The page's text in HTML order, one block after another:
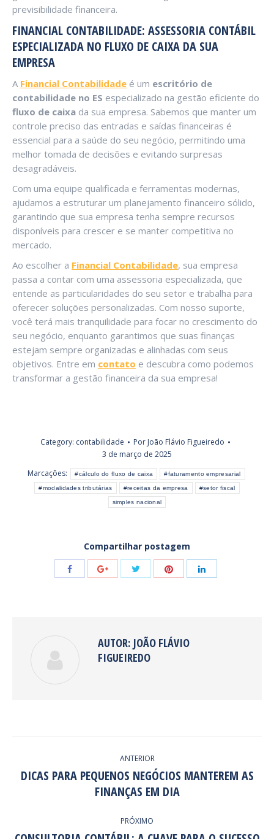
previsibilidade financeira.
FINANCIAL CONTABILIDADE: ASSESSORIA CONTÁBIL
ESPECIALIZADA NO FLUXO DE CAIXA DA SUA
EMPRESA
A Financial Contabilidade é um escritório de
contabilidade no ES especializado na gestão eficiente do
fluxo de caixa da sua empresa. Sabemos que manter um
controle preciso das entradas e saídas financeiras é
essencial para a saúde do seu negócio, permitindo uma
melhor tomada de decisões e evitando surpresas
desagradáveis.
Com uma equipe qualificada e ferramentas modernas,
ajudamos a estruturar um planejamento financeiro sólido,
garantindo que sua empresa tenha sempre recursos
disponíveis para crescer e se manter competitiva no
mercado.
Ao escolher a Financial Contabilidade, sua empresa
passa a contar com uma assessoria especializada, que
entende as particularidades do seu setor e trabalha para
oferecer soluções personalizadas. Com nosso suporte,
você terá mais tranquilidade para focar no crescimento do
seu negócio, enquanto garantimos que suas finanças
estejam sempre organizadas e alinhadas com seus
objetivos. Entre em contato e descubra como podemos
transformar a gestão financeira da sua empresa!
Category: contabilidade Por João Flávio Figueiredo
3 de março de 2025
Marcações:
#cálculo do fluxo de caixa #faturamento empresarial
#modalidades tributárias #receitas da empresa #setor fiscal
simples nacional
Compartilhar postagem
AUTOR: JOÃO FLÁVIO
FIGUEIREDO
DE
ANTERIOR
Post
anterior:
DICAS PARA PEQUENOS NEGÓCIOS MANTEREM AS
FINANÇAS EM DIA
PRÓXIMO